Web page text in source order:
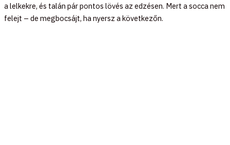
a lelkekre, és talán pár pontos lövés az edzésen. Mert a socca nem
felejt – de megbocsájt, ha nyersz a következőn.